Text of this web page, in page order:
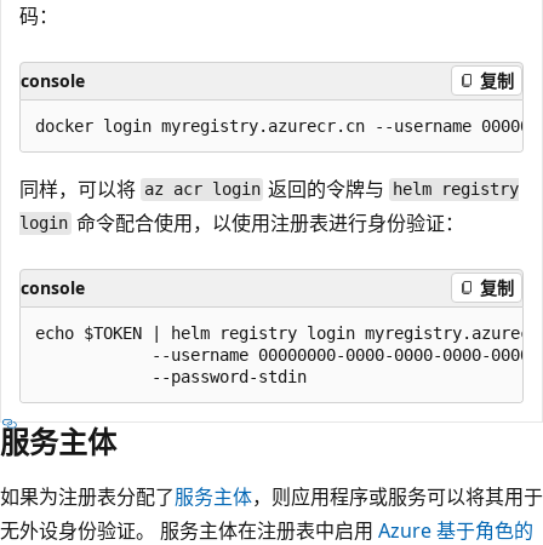
码：
console 复制
同样，可以将 az acr login 返回的令牌与
helm registry
login 命令配合使用，以使用注册表进行身份验证：
console 复制
echo $TOKEN | helm registry login
--username 00000000-0000-0000-0000-
服务主体
如果为注册表分配了服务主体，则应用程序或服务可以将其用于
无外设身份验证。 服务主体在注册表中启用 Azure 基于角色的